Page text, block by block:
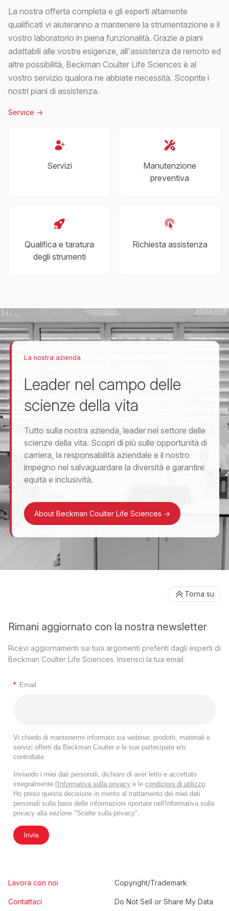
La nostra offerta completa e gli esperti altamente
qualificati vi aiuteranno a mantenere la strumentazione e il
vostro laboratorio in piena funzionalità. Grazie a piani
adattabili alle vostre esigenze, all'assistenza da remoto ed
altre possibilità, Beckman Coulter Life Sciences è al
vostro servizio qualora ne abbiate necessità. Scoprite i
nostri piani di assistenza.
Service ->
Servizi
Manutenzione
preventiva
Qualifica e taratura
degli strumenti
Richiesta assistenza
La nostra azienda
Leader nel campo delle
scienze della vita
Tutto sulla nostra azienda, leader nel settore delle
scienze della vita. Scopri di più sulle opportunità di
carriera, la responsabilità aziendale e il nostro
impegno nel salvaguardare la diversità e garantire
equità e inclusività.
About Beckman Coulter Life Sciences ->
Rimani aggiornato con la nostra newsletter
Ricevi aggiornamenti sui tuoi argomenti preferiti dagli esperti di
Beckman Coulter Life Sciences. Inserisci la tua email.
* Email
Vi chiedo di mantenermi informato sui webinar, prodotti, materiali e
servizi offerti da Beckman Coulter e le sue partecipate e/o
controllate.
Inviando i miei dati personali, dichiaro di aver letto e accettato
integralmente l'Informativa sulla privacy e le condizioni di utilizzo
Ho preso questa decisione in merito al trattamento dei miei dati
personali sulla base delle informazioni riportate nell'Informativa sulla
privacy alla sezione "Scelte sulla privacy".
Invia
Lavora con noi
Contattaci
Copyright/Trademark
Do Not Sell or Share My Data
Torna su